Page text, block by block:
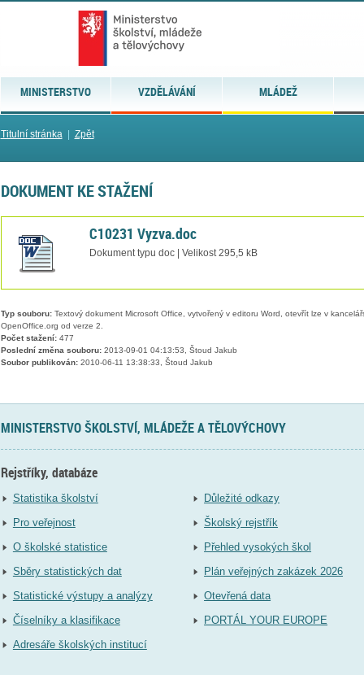
MINISTERSTVO VZDĚLÁVÁNÍ MLÁDEŽ
Titulní stránka| Zpět
DOKUMENT KE STAŽENÍ
C10231 Vyzva.doc
Dokument typu doc | Velikost 295,5 kB
Typ souboru:Textový dokument Microsoft Office, vytvořený v editoru Word, otevřít lze v
OpenOffice.org od verze 2.
Počet stažení:477
Poslední změna souboru:2013-09-01 04:13:53, Štoud Jakub
Soubor publikován:2010-06-11 13:38:33, Štoud Jakub
MINISTERSTVO ŠKOLSTVÍ, MLÁDEŽE A TĚLOVÝCHOVY
Rejstříky, databáze
Statistika školství
Pro veřejnost
O školské statistice
Sběry statistických dat
Statistické výstupy a analýzy
Číselníky a klasifikace
Adresáře školských institucí
Důležité odkazy
Školský rejstřík
Přehled vysokých škol
Plán veřejných zakázek 2026
Otevřená data
PORTÁL YOUR EUROPE